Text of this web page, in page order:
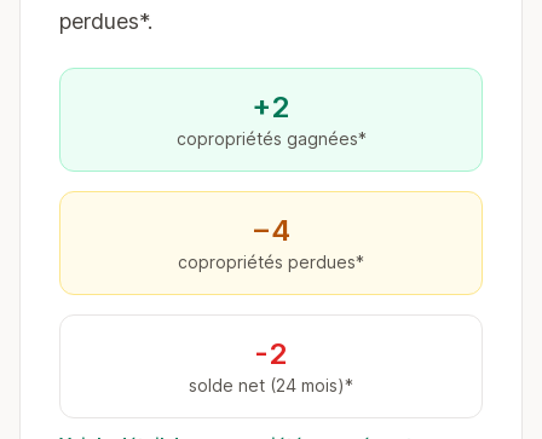
perdues*.
+2
copropriétés gagnées*
−4
copropriétés perdues*
-2
solde net (24 mois)*